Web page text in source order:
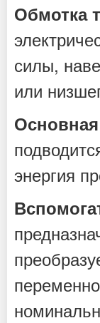
Обмотка
силы,
или
энергия